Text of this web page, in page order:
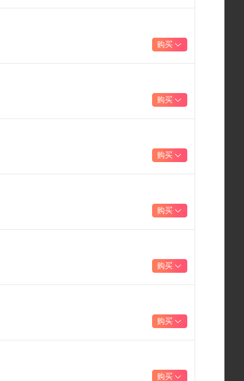
购买
购买
购买
购买
购买
购买
购买